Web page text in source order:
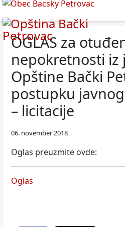
OGLAS za
nepokretnosti iz
Opštine Bački
postupku
– licitacije
06. november 2018
Oglas preuzmite ovde:
Oglas